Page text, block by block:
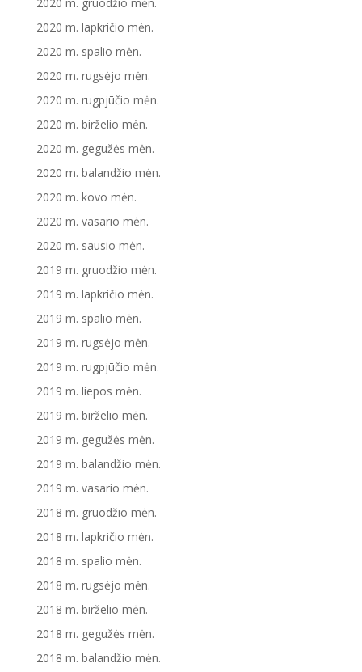
2020 m. lapkričio mėn.
2020 m. spalio mėn.
2020 m. rugsėjo mėn.
2020 m. rugpjūčio mėn.
2020 m. birželio mėn.
2020 m. gegužės mėn.
2020 m. balandžio mėn.
2020 m. kovo mėn.
2020 m. vasario mėn.
2020 m. sausio mėn.
2019 m. gruodžio mėn.
2019 m. lapkričio mėn.
2019 m. spalio mėn.
2019 m. rugsėjo mėn.
2019 m. rugpjūčio mėn.
2019 m. liepos mėn.
2019 m. birželio mėn.
2019 m. gegužės mėn.
2019 m. balandžio mėn.
2019 m. vasario mėn.
2018 m. gruodžio mėn.
2018 m. lapkričio mėn.
2018 m. spalio mėn.
2018 m. rugsėjo mėn.
2018 m. birželio mėn.
2018 m. gegužės mėn.
2018 m. balandžio mėn.